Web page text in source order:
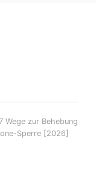
Wege zur Behebung
Sperre [2026]